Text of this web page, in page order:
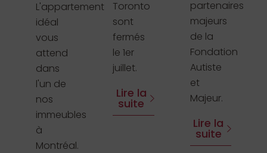
L'appartement
idéal
vous
attend
dans
l'un de
nos
immeubles
à
Montréal.
Toronto
sont
fermés
le 1er
juillet.
Lire la
suite
partenaires
majeurs
de la
Fondation
Autiste
et
Majeur.
Lire la
suite